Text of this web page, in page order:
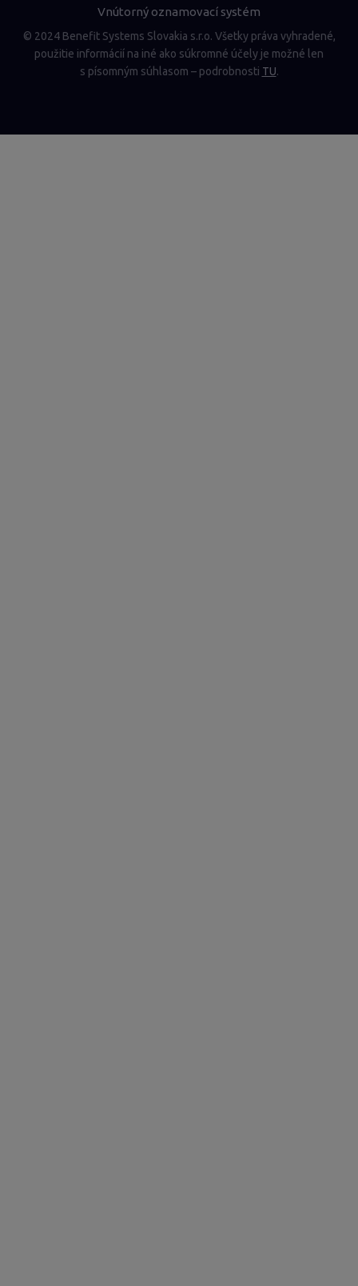
Vnútorný oznamovací systém
© 2024 Benefit Systems Slovakia s.r.o. Všetky práva vyhradené,
použitie informácií na iné ako súkromné účely je možné len
s písomným súhlasom – podrobnosti TU.